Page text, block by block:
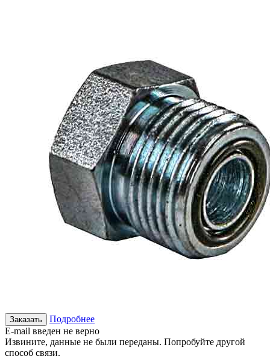
Заказать
Подробнее
E-mail введен не верно
Извините, данные не были переданы. Попробуйте другой
способ связи.